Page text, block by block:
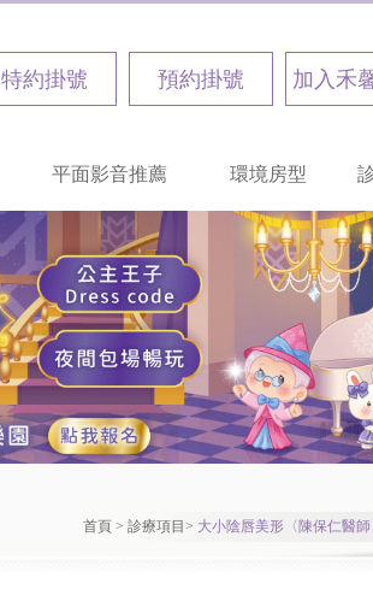
加入禾
預約掛號
特約掛號
平面影音推薦 環境房型
首頁 > 診療項目 > 大小陰唇美形〈陳保仁醫師